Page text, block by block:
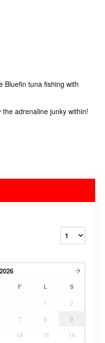
Bluefin tuna fishing with
adrenaline junky within!
2026
F L S
1
2
7 8
9
14 15
16